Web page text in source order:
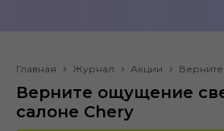
Главная Журнал Акции
Верните ощущение
салоне Chery